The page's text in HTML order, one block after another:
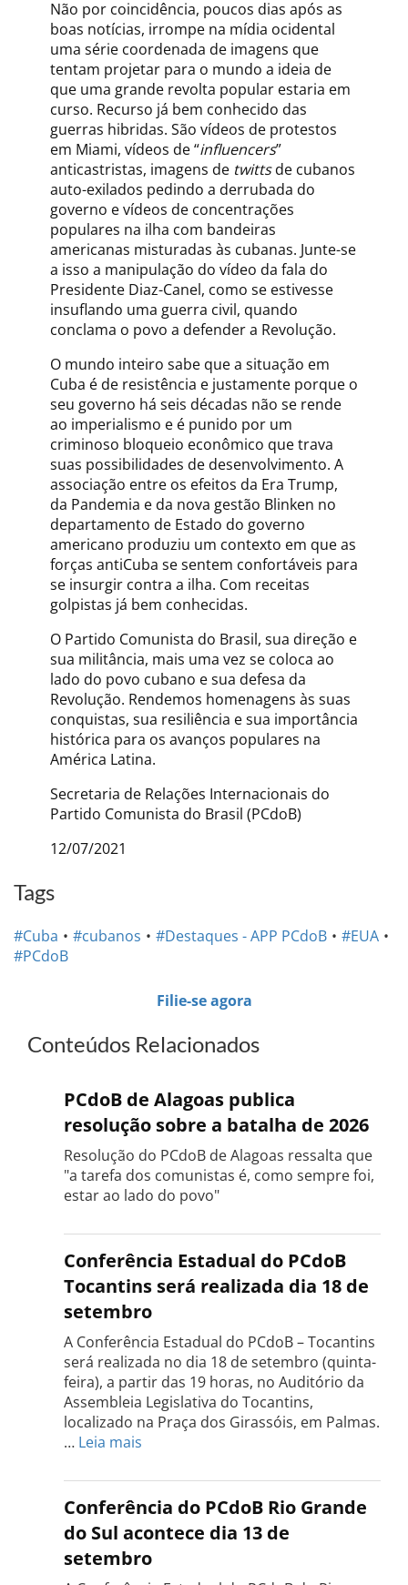
Não por coincidência, poucos dias após as
boas notícias, irrompe na mídia ocidental
uma série coordenada de imagens que
tentam projetar para o mundo a ideia de
que uma grande revolta popular estaria em
curso. Recurso já bem conhecido das
guerras hibridas. São vídeos de protestos
em Miami, vídeos de “influencers”
anticastristas, imagens de twittsde cubanos
auto-exilados pedindo a derrubada do
governo e vídeos de concentrações
populares na ilha com bandeiras
americanas misturadas às cubanas. Junte-se
a isso a manipulação do vídeo da fala do
Presidente Diaz-Canel, como se estivesse
insuflando uma guerra civil, quando
conclama o povo a defender a Revolução.
O mundo inteiro sabe que a situação em
Cuba é de resistência e justamente porque o
seu governo há seis décadas não se rende
ao imperialismo e é punido por um
criminoso bloqueio econômico que trava
suas possibilidades de desenvolvimento. A
associação entre os efeitos da Era Trump,
da Pandemia e da nova gestão Blinken no
departamento de Estado do governo
americano produziu um contexto em que as
forças antiCuba se sentem confortáveis para
se insurgir contra a ilha. Com receitas
golpistas já bem conhecidas.
O Partido Comunista do Brasil, sua direção e
sua militância, mais uma vez se coloca ao
lado do povo cubano e sua defesa da
Revolução. Rendemos homenagens às suas
conquistas, sua resiliência e sua importância
histórica para os avanços populares na
América Latina.
Secretaria de Relações Internacionais do
Partido Comunista do Brasil (PCdoB)
12/07/2021
Tags
#Cuba #cubanos #Destaques - APP PCdoB
#EUA
#PCdoB
Filie-se agora
Conteúdos Relacionados
PCdoB de Alagoas publica
resolução sobre a batalha de 2026
Resolução do PCdoB de Alagoas ressalta que
"a tarefa dos comunistas é, como sempre foi,
estar ao lado do povo"
Conferência Estadual do PCdoB
Tocantins será realizada dia 18 de
setembro
A Conferência Estadual do PCdoB – Tocantins
será realizada no dia 18 de setembro (quinta-
feira), a partir das 19 horas, no Auditório da
Assembleia Legislativa do Tocantins,
localizado na Praça dos Girassóis, em Palmas.
… Leia mais
Estadual
do
PCdoB
Tocantins
será
realizada
Conferência do PCdoB Rio Grande
do Sul acontece dia 13 de
setembro